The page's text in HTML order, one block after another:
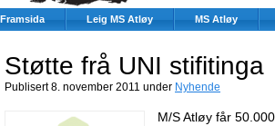
Framsida Leig MS Atløy MS Atløy
Støtte frå UNI stifitinga
Publisert 8. november 2011 under Nyhende
M/S Atløy får